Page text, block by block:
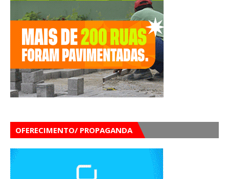
OFERECIMENTO/ PROPAGANDA